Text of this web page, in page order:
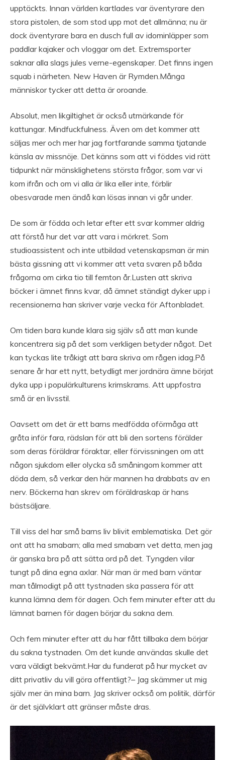
upptäckts. Innan världen kartlades var äventyrare den
stora pistolen, de som stod upp mot det allmänna; nu är
dock äventyrare bara en dusch full av idominläpper som
paddlar kajaker och vloggar om det. Extremsporter
saknar alla slags jules verne-egenskaper. Det finns ingen
squab i närheten. New Haven är Rymden.Många
människor tycker att detta är oroande.
Absolut, men likgiltighet är också utmärkande för
kattungar. Mindfuckfulness. Även om det kommer att
säljas mer och mer har jag fortfarande samma tjatande
känsla av missnöje. Det känns som att vi föddes vid rätt
tidpunkt när mänsklighetens största frågor, som var vi
kom ifrån och om vi alla är lika eller inte, förblir
obesvarade men ändå kan lösas innan vi går under.
De som är födda och letar efter ett svar kommer aldrig
att förstå hur det var att vara i mörkret. Som
studioassistent och inte utbildad vetenskapsman är min
bästa gissning att vi kommer att veta svaren på båda
frågorna om cirka tio till femton år.Lusten att skriva
böcker i ämnet finns kvar, då ämnet ständigt dyker upp i
recensionerna han skriver varje vecka för Aftonbladet.
Om tiden bara kunde klara sig själv så att man kunde
koncentrera sig på det som verkligen betyder något. Det
kan tyckas lite tråkigt att bara skriva om rågen idag.På
senare år har ett nytt, betydligt mer jordnära ämne börjat
dyka upp i populärkulturens krimskrams. Att uppfostra
små är en livsstil.
Oavsett om det är ett barns medfödda oförmåga att
gråta inför fara, rädslan för att bli den sortens förälder
som deras föräldrar föraktar, eller förvissningen om att
någon sjukdom eller olycka så småningom kommer att
döda dem, så verkar den här mannen ha drabbats av en
nerv. Böckerna han skrev om föräldraskap är hans
bästsäljare.
Till viss del har små barns liv blivit emblematiska. Det gör
ont att ha smabarn; alla med smabarn vet detta, men jag
är ganska bra på att sätta ord på det. Tyngden vilar
tungt på dina egna axlar. När man är med barn väntar
man tålmodigt på att tystnaden ska passera för att
kunna lämna dem för dagen. Och fem minuter efter att du
lämnat barnen för dagen börjar du sakna dem.
Och fem minuter efter att du har fått tillbaka dem börjar
du sakna tystnaden. Om det kunde användas skulle det
vara väldigt bekvämt.Har du funderat på hur mycket av
ditt privatliv du vill göra offentligt?– Jag skämmer ut mig
själv mer än mina barn. Jag skriver också om politik, därför
är det självklart att gränser måste dras.